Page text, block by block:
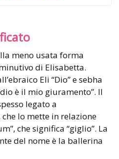
di Elisabetta.
Eli “Dio” e sebha
è il mio giuramento”. Il
legato a
lo mette in relazione
che significa “giglio”. La
del nome è la ballerina